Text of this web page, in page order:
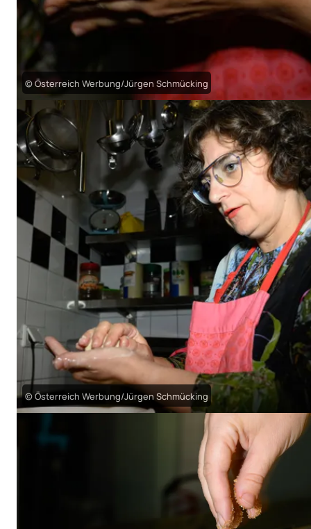
© Österreich Werbung/Jürgen Schmücking
© Österreich Werbung/Jürgen Schmücking